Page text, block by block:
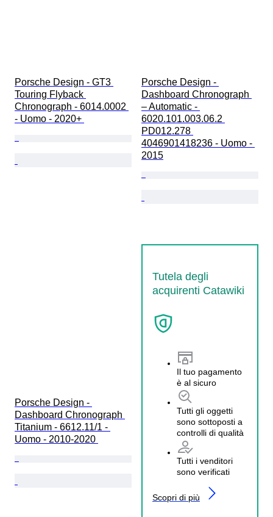
Porsche Design - GT3
Touring Flyback
Chronograph - 6014.0002
- Uomo - 2020+
Porsche Design -
Dashboard Chronograph
– Automatic -
6020.101.003.06.2
PD012.278
4046901418236 - Uomo -
2015
Porsche Design -
Dashboard Chronograph
Titanium - 6612.11/1 -
Uomo - 2010-2020
Tutela degli
acquirenti Catawiki
Il tuo pagamento
è al sicuro
Tutti gli oggetti
sono sottoposti a
controlli di qualità
Tutti i venditori
sono verificati
Scopri di più